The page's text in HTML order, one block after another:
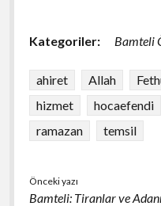
e
o
o
k
es
p
Kategoriler: Bamteli
ahiret Allah
hizmet
hocaefendi
ramazan
temsil
Önceki yazı
Bamteli: Tiranlar ve